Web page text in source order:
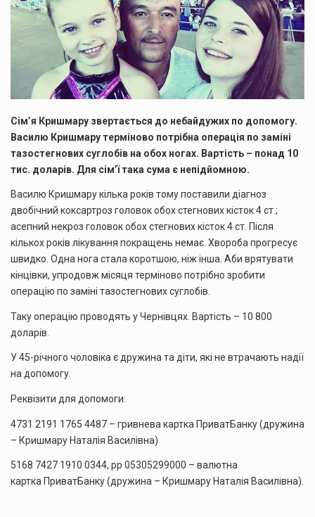
Сім’я Кришмару звертається до небайдужих по допомогу.
Василю Кришмару терміново потрібна операція по заміні
тазостегнових суглобів на обох ногах. Вартість – понад 10
тис. доларів. Для сім’ї така сума є непідйомною.
Василю Кришмару кілька років тому поставили діагноз
двобічний коксартроз головок обох стегнових кісток 4 ст.;
асепний некроз головок обох стегнових кісток 4 ст. Після
кількох років лікування покращень немає. Хвороба прогресує
швидко. Одна нога стала коротшою, ніж інша. Аби врятувати
кінцівки, упродовж місяця терміново потрібно зробити
операцію по заміні тазостегнових суглобів.
Таку операцію проводять у Чернівцях. Вартість – 10 800
доларів.
У 45-річного чоловіка є дружина та діти, які не втрачають надії
на допомогу.
Реквізити для допомоги:
4731 2191 1765 4487 – гривнева картка ПриватБанку (дружина
– Кришмару Наталія Василівна)
5168 7427 1910 0344, рр 05305299000 – валютна
картка ПриватБанку (дружина – Кришмару Наталія Василівна).